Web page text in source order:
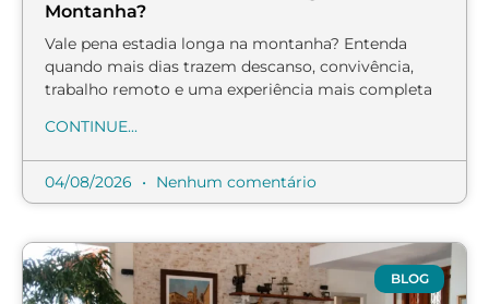
Montanha?
Vale pena estadia longa na montanha? Entenda
quando mais dias trazem descanso, convivência,
trabalho remoto e uma experiência mais completa
CONTINUE...
04/08/2026 Nenhum comentário
BLOG